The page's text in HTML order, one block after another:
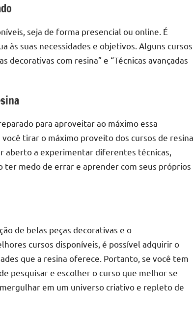
seja de forma presencial ou online. É
às suas necessidades e objetivos. Alguns cursos
decorativas com resina” e “Técnicas avançadas
para aproveitar ao máximo essa
tirar o máximo proveito dos cursos de resina
aberto a experimentar diferentes técnicas,
medo de errar e aprender com seus próprios
de belas peças decorativas e o
cursos disponíveis, é possível adquirir o
que a resina oferece. Portanto, se você tem
pesquisar e escolher o curso que melhor se
em um universo criativo e repleto de